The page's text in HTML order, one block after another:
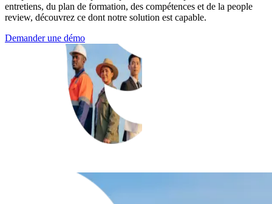
entretiens, du plan de formation, des compétences et de la people
review, découvrez ce dont notre solution est capable.
Demander une démo